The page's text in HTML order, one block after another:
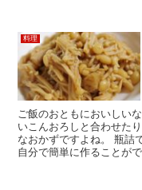
料理
ご飯のおともにおいしい
いこんおろしと合わせた
なおかずですよね。 瓶詰
自分で簡単に作ることが